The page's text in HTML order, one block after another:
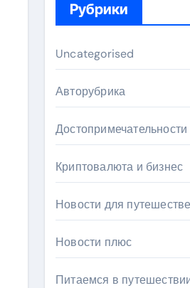
Рубрики
Uncategorised
Авторубрика
Достопримечательности
Криптовалюта и бизнес
Новости для
Новости плюс
Питаемся в